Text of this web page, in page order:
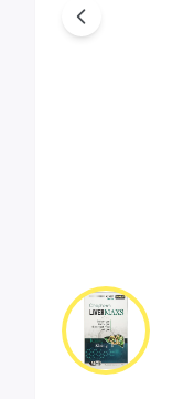
Previous